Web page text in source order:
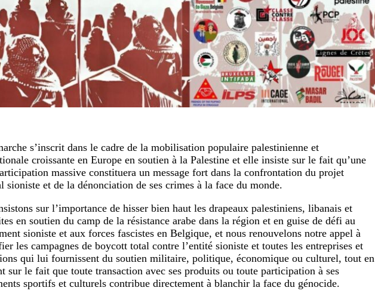
s’inscrit dans le cadre de la mobilisation populaire palestinienne et
croissante en Europe en soutien à la Palestine et elle insiste sur le fait qu’une
massive constituera un message fort dans la confrontation du projet
sioniste et de la dénonciation de ses crimes à la face du monde.
sur l’importance de hisser bien haut les drapeaux palestiniens, libanais et
en soutien du camp de la résistance arabe dans la région et en guise de défi au
sioniste et aux forces fascistes en Belgique, et nous renouvelons notre appel à
les campagnes de boycott total contre l’entité sioniste et toutes les entreprises et
qui lui fournissent du soutien militaire, politique, économique ou culturel, tout en
sur le fait que toute transaction avec ses produits ou toute participation à ses
sportifs et culturels contribue directement à blanchir la face du génocide.